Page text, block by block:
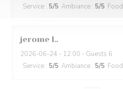
Service : 5/5 Ambiance : 5/5 Food
jerome L
2026-06-24 - 12:00 - Guests 6
Service : 5/5 Ambiance : 5/5 Food